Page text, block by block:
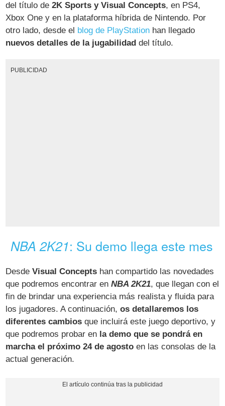
del título de2K Sports y Visual Concepts, en PS4,
Xbox One y en la plataforma híbrida de Nintendo. Por
otro lado, desde el blog de PlayStation han llegado
nuevos detalles de la jugabilidad del título.
PUBLICIDAD
NBA 2K21: Su demo llega este mes
DesdeVisual Concepts han compartido las novedades
que podremos encontrar enNBA 2K21, que llegan con el
fin de brindar una experiencia más realista y fluida para
los jugadores. A continuación,os detallaremos los
diferentes cambios que incluirá este juego deportivo, y
que podremos probar en la demo que se pondrá en
marcha el próximo 24 de agosto en las consolas de la
actual generación.